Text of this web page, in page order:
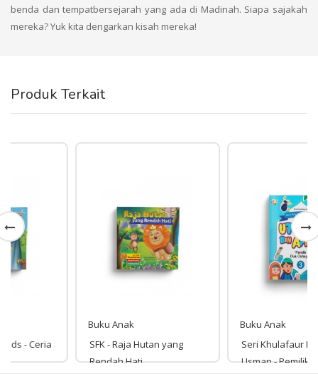
benda dan tempatbersejarah yang ada di Madinah. Siapa sajakah
mereka? Yuk kita dengarkan kisah mereka!
Produk Terkait
SFK - Raja Hutan yang
Rendah Hati
Seri Khulafaur Rasyidin
Usman - Pemilik Dua